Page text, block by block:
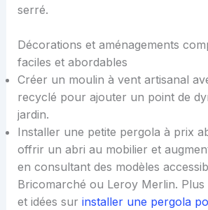
serré.
Décorations et aménagements
faciles et abordables
Créer un moulin à vent artisanal
recyclé pour ajouter un point de
jardin.
Installer une petite pergola à prix
offrir un abri au mobilier et
en consultant des modèles
Bricomarché ou Leroy Merlin. Plus
et idées sur installer une pergola